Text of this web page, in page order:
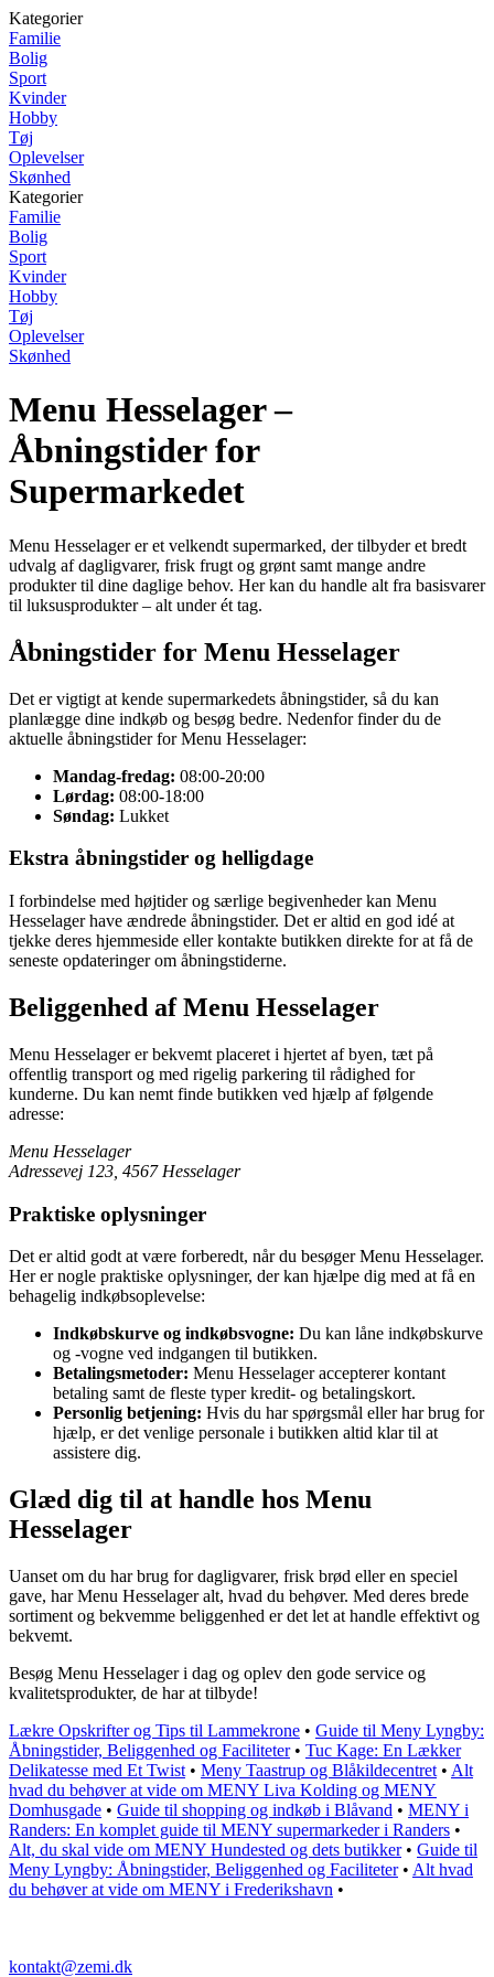
Kategorier
Familie
Bolig
Sport
Kvinder
Hobby
Tøj
Oplevelser
Skønhed
Kategorier
Familie
Bolig
Sport
Kvinder
Hobby
Tøj
Oplevelser
Skønhed
Menu Hesselager –
Åbningstider for
Supermarkedet
Menu Hesselager er et velkendt supermarked, der tilbyder et bredt
udvalg af dagligvarer, frisk frugt og grønt samt mange andre
produkter til dine daglige behov. Her kan du handle alt fra basisvarer
til luksusprodukter – alt under ét tag.
Åbningstider for Menu Hesselager
Det er vigtigt at kende supermarkedets åbningstider, så du kan
planlægge dine indkøb og besøg bedre. Nedenfor finder du de
aktuelle åbningstider for Menu Hesselager:
Mandag-fredag: 08:00-20:00
Lørdag: 08:00-18:00
Søndag: Lukket
Ekstra åbningstider og helligdage
I forbindelse med højtider og særlige begivenheder kan Menu
Hesselager have ændrede åbningstider. Det er altid en god idé at
tjekke deres hjemmeside eller kontakte butikken direkte for at få de
seneste opdateringer om åbningstiderne.
Beliggenhed af Menu Hesselager
Menu Hesselager er bekvemt placeret i hjertet af byen, tæt på
offentlig transport og med rigelig parkering til rådighed for
kunderne. Du kan nemt finde butikken ved hjælp af følgende
adresse:
Menu Hesselager
Adressevej 123, 4567 Hesselager
Praktiske oplysninger
Det er altid godt at være forberedt, når du besøger Menu Hesselager.
Her er nogle praktiske oplysninger, der kan hjælpe dig med at få en
behagelig indkøbsoplevelse:
Indkøbskurve og indkøbsvogne: Du kan låne indkøbskurve
og -vogne ved indgangen til butikken.
Betalingsmetoder: Menu Hesselager accepterer kontant
betaling samt de fleste typer kredit- og betalingskort.
Personlig betjening: Hvis du har spørgsmål eller har brug for
hjælp, er det venlige personale i butikken altid klar til at
assistere dig.
Glæd dig til at handle hos Menu
Hesselager
Uanset om du har brug for dagligvarer, frisk brød eller en speciel
gave, har Menu Hesselager alt, hvad du behøver. Med deres brede
sortiment og bekvemme beliggenhed er det let at handle effektivt og
bekvemt.
Besøg Menu Hesselager i dag og oplev den gode service og
kvalitetsprodukter, de har at tilbyde!
Lækre Opskrifter og Tips til Lammekrone • Guide til Meny Lyngby:
Åbningstider, Beliggenhed og Faciliteter• Tuc Kage: En Lækker
Delikatesse med Et Twist • Meny Taastrup og Blåkildecentret • Alt
hvad du behøver at vide om MENY Liva Kolding og MENY
Domhusgade • Guide til shopping og indkøb i Blåvand • MENY i
Randers: En komplet guide til MENY supermarkeder i Randers •
Alt, du skal vide om MENY Hundested og dets butikker• Guide til
Meny Lyngby: Åbningstider, Beliggenhed og Faciliteter• Alt hvad
du behøver at vide om MENY i Frederikshavn •
kontakt@zemi.dk